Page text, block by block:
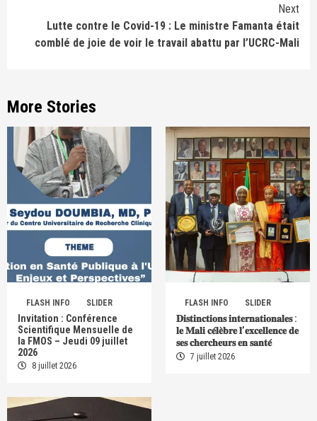
Next
Lutte contre le Covid-19 : Le ministre Famanta était
comblé de joie de voir le travail abattu par l’UCRC-Mali
More Stories
FLASH INFO SLIDER
Invitation : Conférence
Scientifique Mensuelle de
la FMOS – Jeudi 09 juillet
2026
8 juillet 2026
FLASH INFO SLIDER
𝐃𝐢𝐬𝐭𝐢𝐧𝐜𝐭𝐢𝐨𝐧𝐬 𝐢𝐧𝐭𝐞𝐫𝐧𝐚𝐭𝐢𝐨𝐧𝐚𝐥𝐞𝐬 :
𝐥𝐞 𝐌𝐚𝐥𝐢 𝐜𝐞́𝐥𝐞̀𝐛𝐫𝐞 𝐥’𝐞𝐱𝐜𝐞𝐥𝐥𝐞𝐧𝐜𝐞 𝐝𝐞
𝐬𝐞𝐬 𝐜𝐡𝐞𝐫𝐜𝐡𝐞𝐮𝐫𝐬 𝐞𝐧 𝐬𝐚𝐧𝐭𝐞́
7 juillet 2026